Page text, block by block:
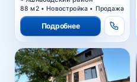
88 м2 • Новостройка • Продажа
Подробнее